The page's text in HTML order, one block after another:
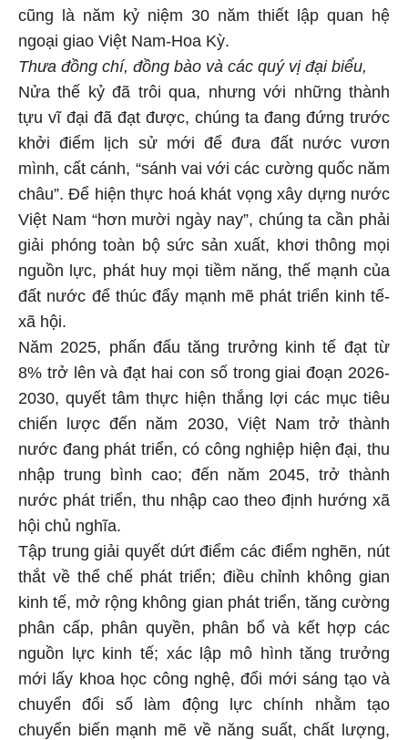
cũng là năm kỷ niệm 30 năm thiết lập quan hệ
ngoại giao Việt Nam-Hoa Kỳ.
Thưa đồng chí, đồng bào và các quý vị đại biểu,
Nửa thế kỷ đã trôi qua, nhưng với những thành
tựu vĩ đại đã đạt được, chúng ta đang đứng trước
khởi điểm lịch sử mới để đưa đất nước vươn
mình, cất cánh, “sánh vai với các cường quốc năm
châu”. Để hiện thực hoá khát vọng xây dựng nước
Việt Nam “hơn mười ngày nay”, chúng ta cần phải
giải phóng toàn bộ sức sản xuất, khơi thông mọi
nguồn lực, phát huy mọi tiềm năng, thế mạnh của
đất nước để thúc đẩy mạnh mẽ phát triển kinh tế-
xã hội.
Năm 2025, phấn đấu tăng trưởng kinh tế đạt từ
8% trở lên và đạt hai con số trong giai đoạn 2026-
2030, quyết tâm thực hiện thắng lợi các mục tiêu
chiến lược đến năm 2030, Việt Nam trở thành
nước đang phát triển, có công nghiệp hiện đại, thu
nhập trung bình cao; đến năm 2045, trở thành
nước phát triển, thu nhập cao theo định hướng xã
hội chủ nghĩa.
Tập trung giải quyết dứt điểm các điểm nghẽn, nút
thắt về thể chế phát triển; điều chỉnh không gian
kinh tế, mở rộng không gian phát triển, tăng cường
phân cấp, phân quyền, phân bổ và kết hợp các
nguồn lực kinh tế; xác lập mô hình tăng trưởng
mới lấy khoa học công nghệ, đổi mới sáng tạo và
chuyển đổi số làm động lực chính nhằm tạo
chuyển biến mạnh mẽ về năng suất, chất lượng,